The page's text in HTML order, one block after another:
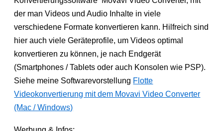
der man Videos und Audio Inhalte in viele
verschiedene Formate konvertieren kann. Hilfreich sind
hier auch viele Geräteprofile, um Videos optimal
konvertieren zu können, je nach Endgerät
(Smartphones / Tablets oder auch Konsolen wie PSP).
Siehe meine Softwarevorstellung Flotte
Videokonvertierung mit dem Movavi Video Converter
(Mac / Windows)